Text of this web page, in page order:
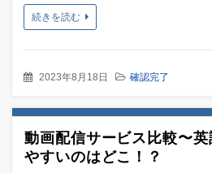
続きを読む
2023年8月18日 確認完了
動画配信サービス比較〜
やすいのはどこ！？